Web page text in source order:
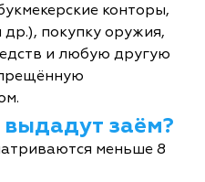
конторы,
др.), покупку оружия,
и любую другую
заём?
меньше 8